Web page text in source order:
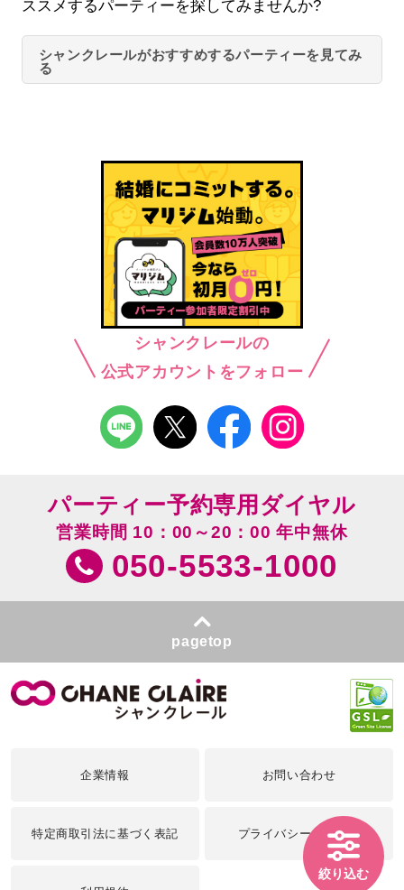
ススメするパーティーを探してみませんか?
シャンクレールがおすすめするパーティーを見てみ
る
シャンクレールの
公式アカウントをフォロー
絞り込む
パーティー予約専用ダイヤル
営業時間 10：00～20：00 年中無休
050-5533-1000
pagetop
企業情報 お問い合わせ
特定商取引法に基づく表記 プライバシーポリシー